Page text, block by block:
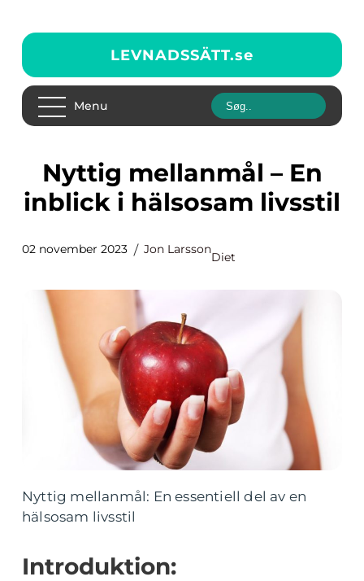
LEVNADSSÄTT.se
Menu
Nyttig mellanmål – En
inblick i hälsosam livsstil
02 november 2023 Jon Larsson
Diet
Nyttig mellanmål: En essentiell del av en
hälsosam livsstil
Introduktion: